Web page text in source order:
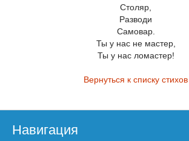
Столяр,
Разводи
Самовар.
Ты у нас не мастер,
Ты у нас ломастер!
Вернуться к списку стихов
Навигация